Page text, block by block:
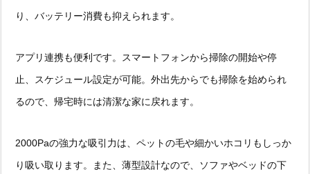
り、バッテリー消費も抑えられます。
アプリ連携も便利です。スマートフォンから掃除の開始や停
止、スケジュール設定が可能。外出先からでも掃除を始められ
るので、帰宅時には清潔な家に戻れます。
2000Paの強力な吸引力は、ペットの毛や細かいホコリもしっか
り吸い取ります。また、薄型設計なので、ソファやベッドの下